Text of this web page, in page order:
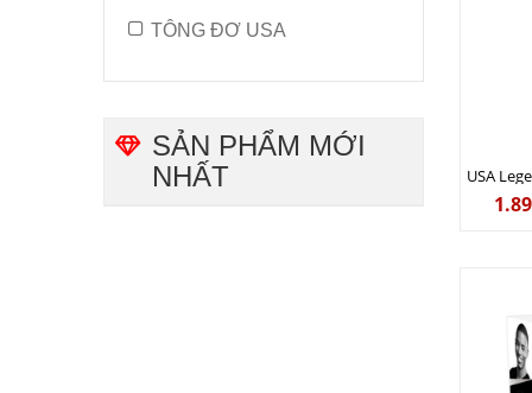
TÔNG ĐƠ USA
SẢN PHẨM MỚI
NHẤT